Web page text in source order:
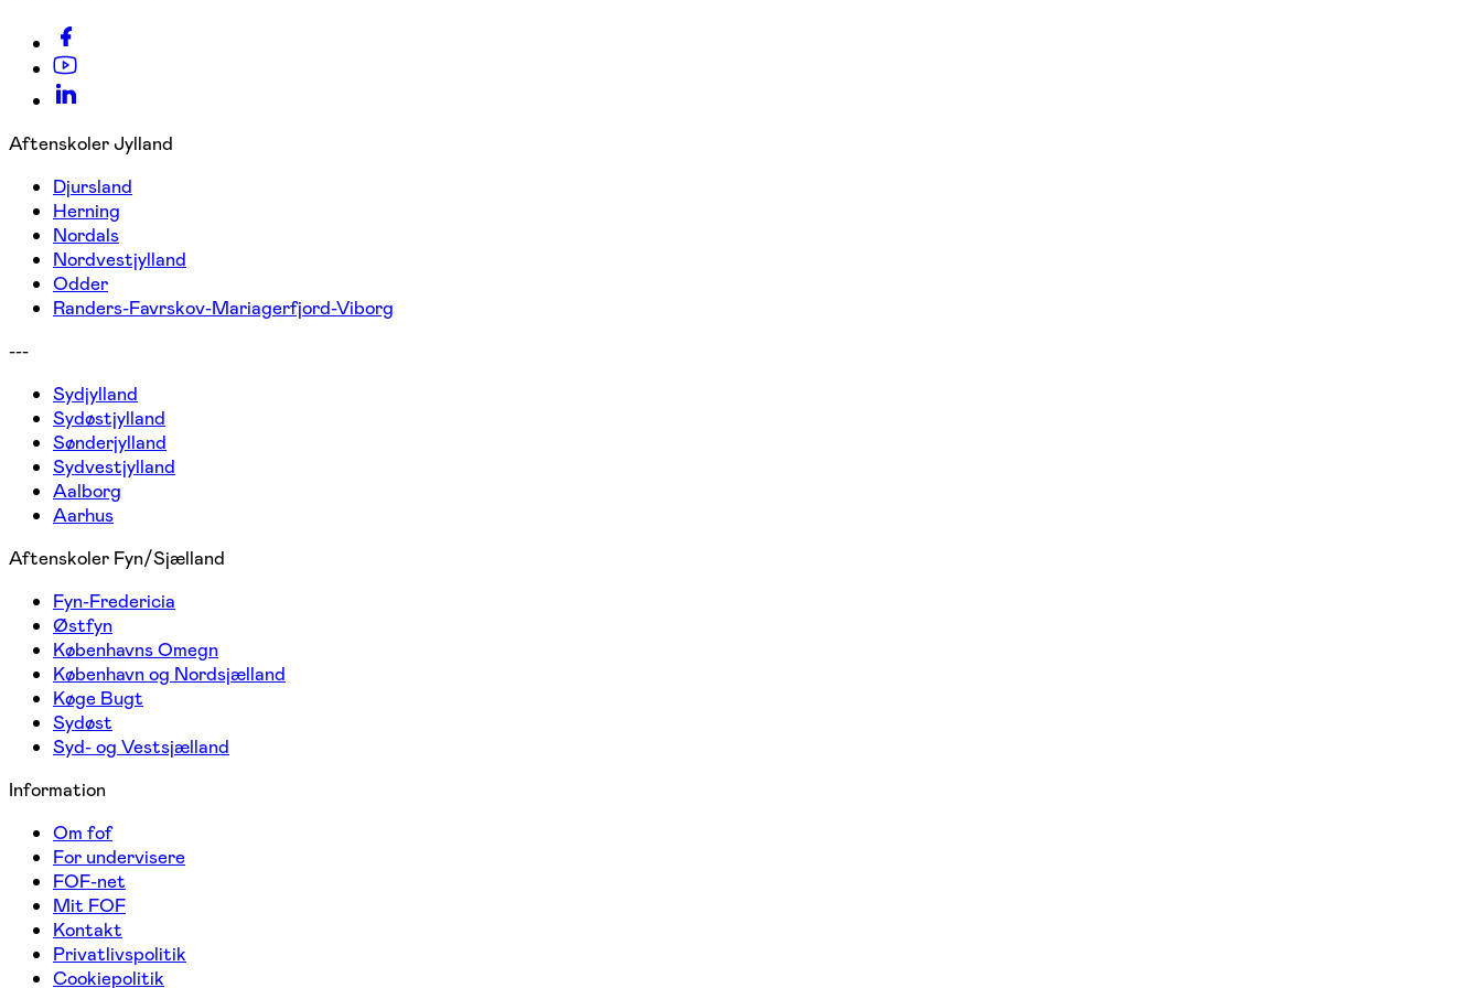
Aftenskoler Jylland
Djursland
Herning
Nordals
Nordvestjylland
Odder
Randers-Favrskov-Mariagerfjord-Viborg
---
Sydjylland
Sydøstjylland
Sønderjylland
Sydvestjylland
Aalborg
Aarhus
Aftenskoler Fyn/Sjælland
Fyn-Fredericia
Østfyn
Københavns Omegn
København og Nordsjælland
Køge Bugt
Sydøst
Syd- og Vestsjælland
Information
Om fof
For undervisere
FOF-net
Mit FOF
Kontakt
Privatlivspolitik
Cookiepolitik